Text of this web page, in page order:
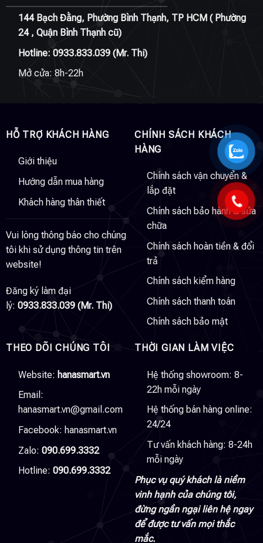
144 Bạch Đằng, Phường Bình Thạnh, TP HCM ( Phường
24 , Quận Bình Thạnh cũ)
Hotline: 0933.833.039(Mr. Thi)
Mở cửa: 8h-22h
HỖ TRỢ KHÁCH HÀNG
Giới thiệu
Hướng dẫn mua hàng
Khách hàng thân thiết
Vui lòng thông báo cho chúng
tôi khi sử dụng thông tin trên
website!
Đăng ký làm đại
lý: 0933.833.039 (Mr. Thi)
CHÍNH SÁCH KHÁCH
HÀNG
Chính sách vận chuyển &
lắp đặt
Chính sách bảo hành & sửa
chữa
Chính sách hoàn tiền & đổi
trả
Chính sách kiểm hàng
Chính sách thanh toán
Chính sách bảo mật
THEO DÕI CHÚNG TÔI
Website: hanasmart.vn
Email:
hanasmart.vn@gmail.com
Facebook: hanasmart.vn
Zalo: 090.699.3332
Hotline: 090.699.3332
THỜI GIAN LÀM VIỆC
Hệ thống showroom: 8-
22h mỗi ngày
Hệ thống bán hàng online:
24/24
Tư vấn khách hàng: 8-24h
mỗi ngày
Phục vụ quý khách là niềm
vinh hạnh của chúng tôi,
đừng ngần ngại liên hệ ngay
để được tư vấn mọi thắc
mắc.